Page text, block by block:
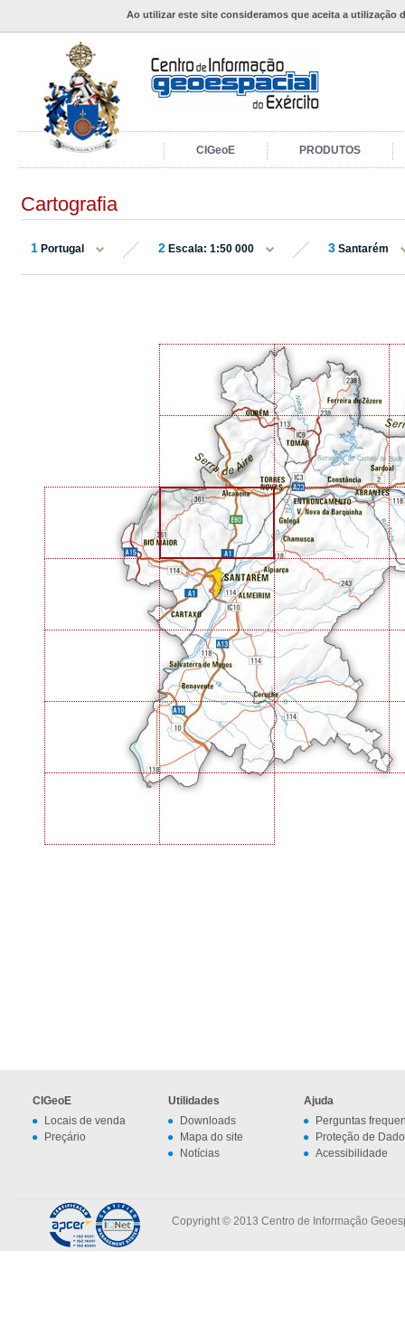
Ao utilizar este site consideramos que aceita a utilização
CIGeoE PRODUTOS
Cartografia
1 Portugal 2 Escala: 1:50 000 3 Santarém
CIGeoE
Locais de venda
Preçário
Utilidades
Downloads
Mapa do site
Notícias
Ajuda
Perguntas
Proteção de
Acessibilidade
Copyright © 2013 Centro de Informação